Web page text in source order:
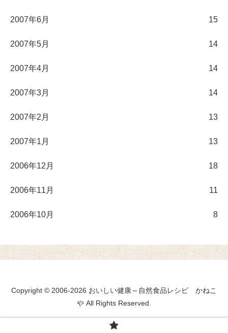
2007年6月 15
2007年5月 14
2007年4月 14
2007年3月 14
2007年2月 13
2007年1月 13
2006年12月 18
2006年11月 11
2006年10月 8
Copyright © 2006-2026 おいしい健康～自然食品レシピ かねこ
や All Rights Reserved.